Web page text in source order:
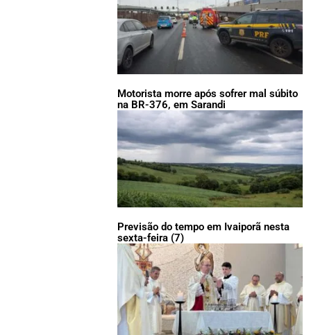
Motorista morre após sofrer mal súbito
na BR-376, em Sarandi
Previsão do tempo em Ivaiporã nesta
sexta-feira (7)